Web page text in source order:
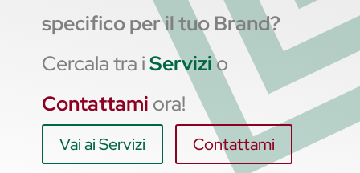
specifico per il tuo Brand?
Cercala tra iServizio
Contattami ora!
Vai ai Servizi Contattami